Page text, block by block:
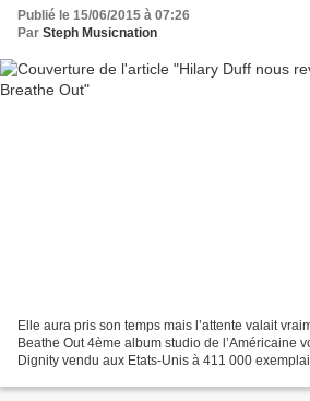
Publié le 15/06/2015 à 07:26
Par Steph Musicnation
Elle aura pris son temps mais l’attente valait
Beathe Out 4ème album studio de l’Américaine
Dignity vendu aux Etats-Unis à 411 000